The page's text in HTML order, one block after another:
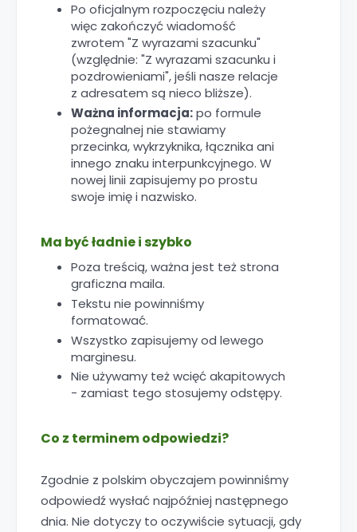
Po oficjalnym rozpoczęciu należy
więc zakończyć wiadomość
zwrotem "Z wyrazami szacunku"
(względnie: "Z wyrazami szacunku i
pozdrowieniami", jeśli nasze relacje
z adresatem są nieco bliższe).
Ważna informacja:po formule
pożegnalnej nie stawiamy
przecinka, wykrzyknika, łącznika ani
innego znaku interpunkcyjnego. W
nowej linii zapisujemy po prostu
swoje imię i nazwisko.
Ma być ładnie i szybko
Poza treścią, ważna jest też strona
graficzna maila.
Tekstu nie powinniśmy
formatować.
Wszystko zapisujemy od lewego
marginesu.
Nie używamy też wcięć akapitowych
- zamiast tego stosujemy odstępy.
Co z terminem odpowiedzi?
Zgodnie z polskim obyczajem powinniśmy
odpowiedź wysłać najpóźniej następnego
dnia. Nie dotyczy to oczywiście sytuacji, gdy